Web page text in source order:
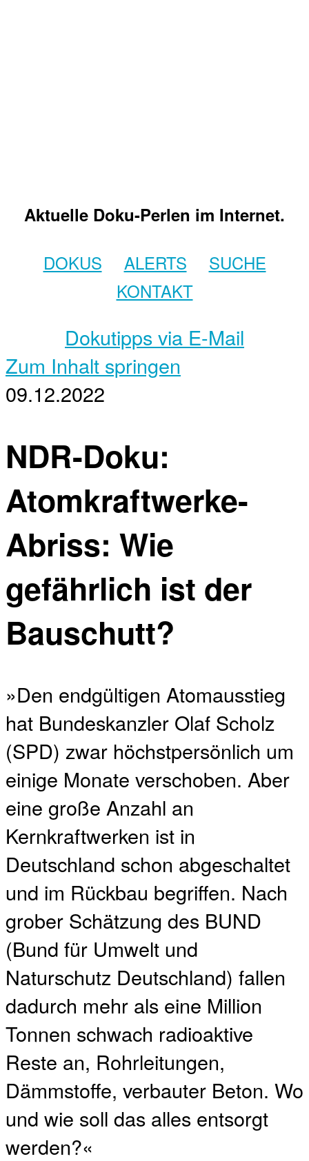
Aktuelle Doku-Perlen im Internet.
DOKUS ALERTS
SUCHE
KONTAKT
Dokutipps via E-Mail
Zum Inhalt springen
09.12.2022
NDR-Doku:
Atomkraftwerke-
Abriss: Wie
gefährlich ist der
Bauschutt?
»Den endgültigen Atomausstieg
hat Bundeskanzler Olaf Scholz
(SPD) zwar höchstpersönlich um
einige Monate verschoben. Aber
eine große Anzahl an
Kernkraftwerken ist in
Deutschland schon abgeschaltet
und im Rückbau begriffen. Nach
grober Schätzung des BUND
(Bund für Umwelt und
Naturschutz Deutschland) fallen
dadurch mehr als eine Million
Tonnen schwach radioaktive
Reste an, Rohrleitungen,
Dämmstoffe, verbauter Beton. Wo
und wie soll das alles entsorgt
werden?«